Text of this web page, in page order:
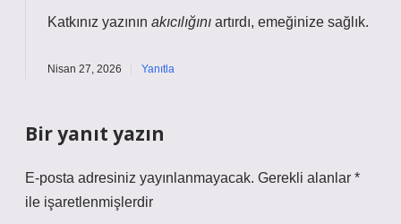
Katkınız yazının akıcılığını artırdı, emeğinize sağlık.
Nisan 27, 2026 Yanıtla
Bir yanıt yazın
E-posta adresiniz yayınlanmayacak. Gerekli alanlar *
ile işaretlenmişlerdir